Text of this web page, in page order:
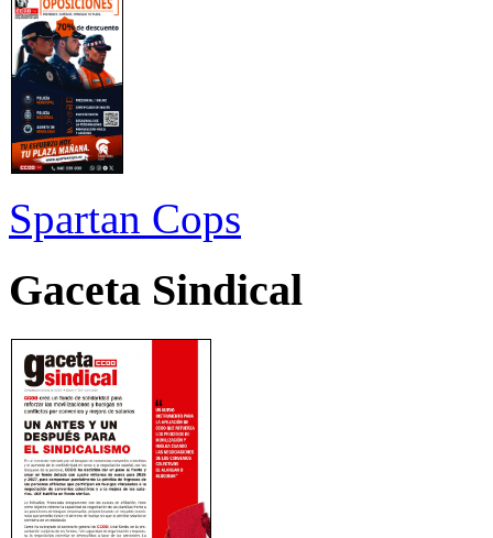
Spartan Cops
Gaceta Sindical